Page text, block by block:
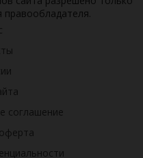
правообладателя.
соглашение